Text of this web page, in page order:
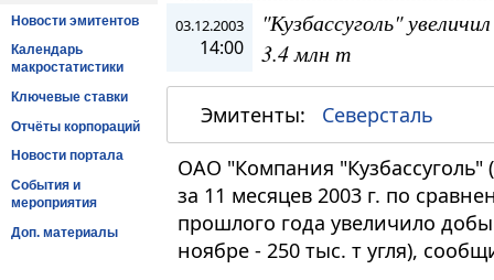
Новости эмитентов
Календарь
макростатистики
Ключевые ставки
Отчёты корпораций
Новости портала
События и
мероприятия
Доп. материалы
03.12.2003
14:00
"Кузбассуголь"
3.4 млн т
Эмитенты: Северсталь
ОАО "Компания "Кузбассуголь"
за 11 месяцев 2003 г. по
прошлого года увеличило
ноябре - 250 тыс. т угля),